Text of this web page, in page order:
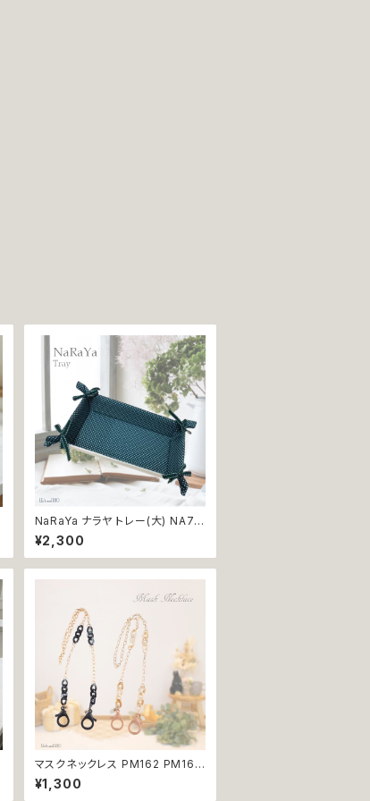
NaRaYa ナラヤ トレー(大) NA77
小物の整理に 小物入れ 小物トレ
ー ドット グリーン タイ雑貨 プレゼ
ント 贈り物 返品交換不可
¥2,300
マスクネックレス PM162 PM163
マスクストラップ メガネストラップ
めがねチェーン マスクアクセ 返品
¥1,300